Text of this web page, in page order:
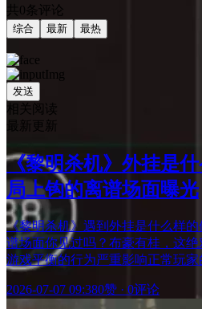
共0条评论
综合 最新 最热
发送
相关阅读
最新更新
《黎明杀机》外挂是
局上钩的离谱场面曝光
《黎明杀机》遇到外挂是什么样
谱场面你见过吗？布豪有桂，这
游戏平衡的行为严重影响正常玩
2026-07-07 09:380赞 · 0评论